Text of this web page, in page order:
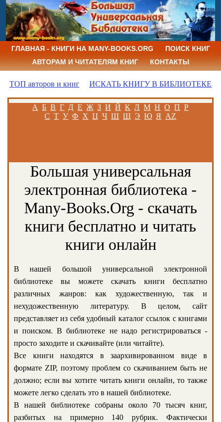
ГЛАВНАЯ - КНИГИ НА MANY-BOOKS.ORG
ПОИСК КНИГ
АВТОРАМ И ЧИТАТЕЛЯМ КНИГ
КОНТАКТЫ
ТОП авторов и книг ИСКАТЬ КНИГУ В БИБЛИОТЕКЕ
А Б В Г Д Е Ж З И Й К Л М Н О П Р
С Т У Ф Х Ц Ч Ш Щ Э Ю Я AZ
Большая универсальная
электронная библиотека -
Many-Books.Org - скачать
книги бесплатно и читать
книги онлайн
В нашей большой универсальной электронной
библиотеке вы можете скачать книги бесплатно
различных жанров: как художественную, так и
нехудожественную литературу. В целом, сайт
представляет из себя удобный каталог ссылок с книгами
и поиском. В библиотеке не надо регистрироваться -
просто заходите и скачивайте (или читайте).
Все книги находятся в заархивированном виде в
формате ZIP, поэтому проблем со скачиванием быть не
должно; если вы хотите читать книги онлайн, то также
можете легко сделать это в нашей библиотеке.
В нашей библиотеке собраны около 70 тысяч книг,
разбитых на примерно 140 рубрик. Фактически